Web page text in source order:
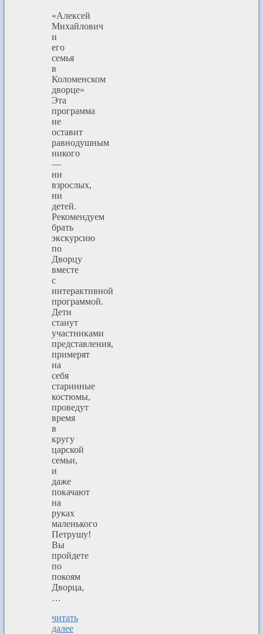
«Алексей
Михайлович
и
его
семья
в
Коломенском
дворце»
Эта
программа
не
оставит
равнодушным
никого
—
ни
взрослых,
ни
детей.
Рекомендуем
брать
экскурсию
по
Дворцу
вместе
с
интерактивной
программой.
Дети
станут
участниками
представления,
примерят
на
себя
старинные
костюмы,
проведут
время
в
кругу
царской
семьи,
и
даже
покачают
на
руках
маленького
Петрушу!
Вы
пройдете
по
покоям
Дворца,
…
читать
далее